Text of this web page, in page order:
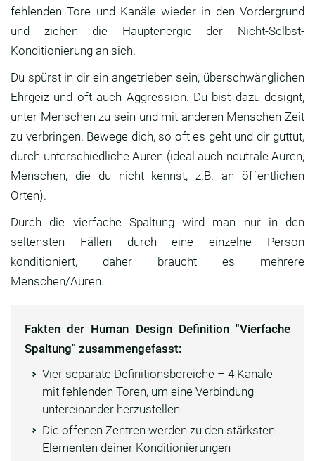
fehlenden Tore und Kanäle wieder in den Vordergrund
und ziehen die Hauptenergie der Nicht-Selbst-
Konditionierung an sich.
Du spürst in dir ein angetrieben sein, überschwänglichen
Ehrgeiz und oft auch Aggression. Du bist dazu designt,
unter Menschen zu sein und mit anderen Menschen Zeit
zu verbringen. Bewege dich, so oft es geht und dir guttut,
durch unterschiedliche Auren (ideal auch neutrale Auren,
Menschen, die du nicht kennst, z.B. an öffentlichen
Orten).
Durch die vierfache Spaltung wird man nur in den
seltensten Fällen durch eine einzelne Person
konditioniert, daher braucht es mehrere
Menschen/Auren.
Fakten der Human Design Definition "Vierfache
Spaltung" zusammengefasst:
Vier separate Definitionsbereiche – 4 Kanäle
mit fehlenden Toren, um eine Verbindung
untereinander herzustellen
Die offenen Zentren werden zu den stärksten
Elementen deiner Konditionierungen